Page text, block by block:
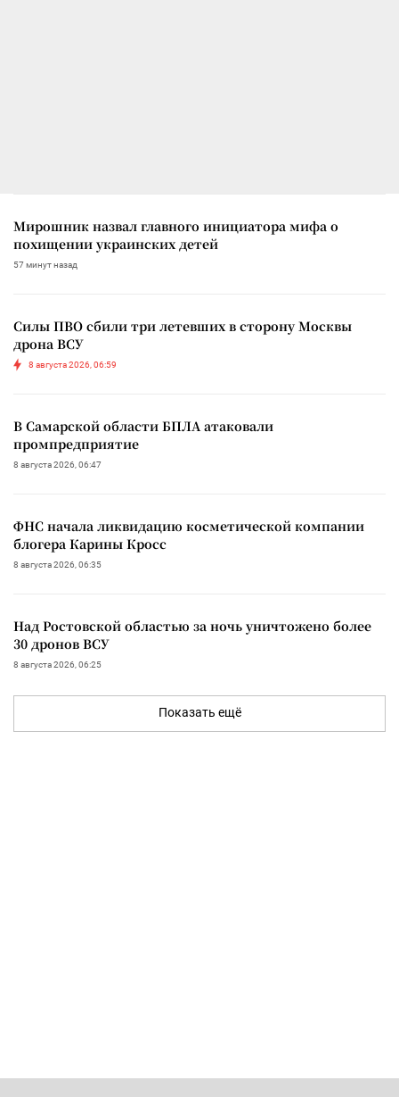
Мирошник назвал главного инициатора мифа о
похищении украинских детей
57 минут назад
Силы ПВО сбили три летевших в сторону Москвы
дрона ВСУ
8 августа 2026, 06:59
В Самарской области БПЛА атаковали
промпредприятие
8 августа 2026, 06:47
ФНС начала ликвидацию косметической компании
блогера Карины Кросс
8 августа 2026, 06:35
Над Ростовской областью за ночь уничтожено более
30 дронов ВСУ
8 августа 2026, 06:25
Показать ещё